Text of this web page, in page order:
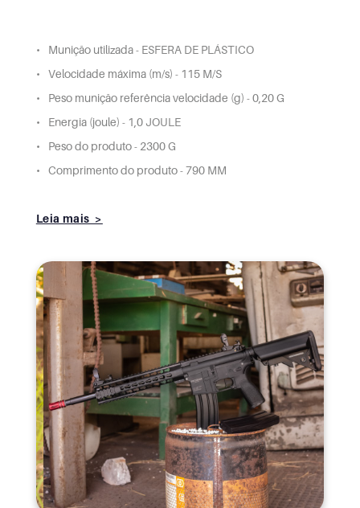
Munição utilizada - ESFERA DE PLÁSTICO
Velocidade máxima (m/s) - 115 M/S
Peso munição referência velocidade (g) - 0,20 G
Energia (joule) - 1,0 JOULE
Peso do produto - 2300 G
Comprimento do produto - 790 MM
Leia mais >